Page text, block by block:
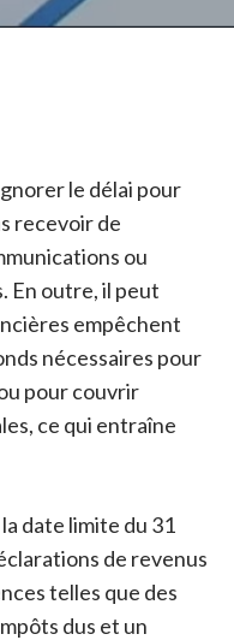
le délai pour
recevoir de
ou
En outre, il peut
empêchent
nécessaires pour
pour couvrir
ce qui entraîne
date limite du 31
de revenus
telles que des
dus et un